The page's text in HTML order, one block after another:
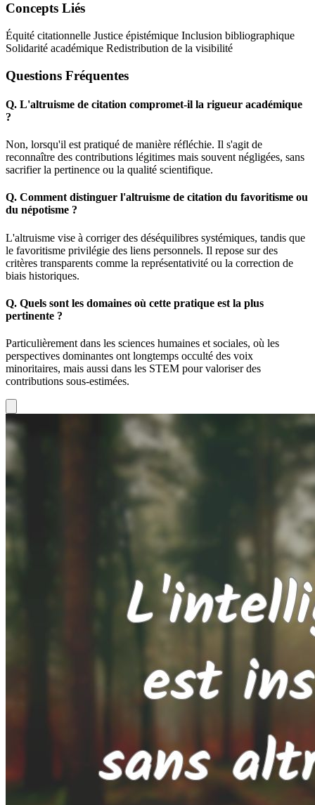
Concepts Liés
Équité citationnelle Justice épistémique Inclusion bibliographique
Solidarité académique Redistribution de la visibilité
Questions Fréquentes
Q. L'altruisme de citation compromet-il la rigueur académique
?
Non, lorsqu'il est pratiqué de manière réfléchie. Il s'agit de
reconnaître des contributions légitimes mais souvent négligées, sans
sacrifier la pertinence ou la qualité scientifique.
Q. Comment distinguer l'altruisme de citation du favoritisme ou
du népotisme ?
L'altruisme vise à corriger des déséquilibres systémiques, tandis que
le favoritisme privilégie des liens personnels. Il repose sur des
critères transparents comme la représentativité ou la correction de
biais historiques.
Q. Quels sont les domaines où cette pratique est la plus
pertinente ?
Particulièrement dans les sciences humaines et sociales, où les
perspectives dominantes ont longtemps occulté des voix
minoritaires, mais aussi dans les STEM pour valoriser des
contributions sous-estimées.